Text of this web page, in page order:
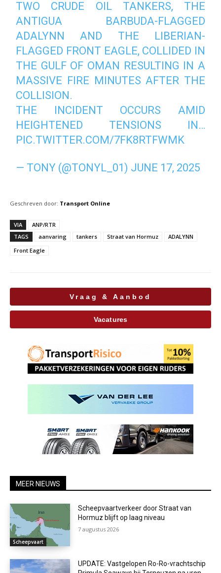
TWO CRUDE OIL TANKERS, THE
ANTIGUA BARBUDA-FLAGGED
ADALYNN AND THE LIBERIAN-
FLAGGED FRONT EAGLE, COLLIDED IN
THE GULF OF OMAN RESULTING IN A
MASSIVE FIRE MINUTES AFTER THE
COLLISION.
THE INCIDENT OCCURS AMID
HEIGHTENED TENSIONS IN…
PIC.TWITTER.COM/7FK8RTFWMK
— TONY (@TONYL_01) JUNE 17, 2025
Geschreven door: Transport Online
VIA
ANP/RTR
TAGS
aanvaring tankers Straat van Hormuz
ADALYNN
Front Eagle
Vraag & Aanbod
Vacatures
MEER NIEUWS
Scheepvaart
Scheepvaartverkeer door Straat van
Hormuz blijft op laag niveau
7 augustus 2026
UPDATE: Vastgelopen Ro-Ro-vrachtschip